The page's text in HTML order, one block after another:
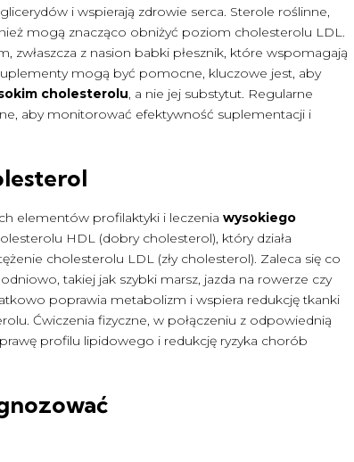
i wspierają zdrowie serca. Sterole roślinne,
mogą znacząco obniżyć poziom cholesterolu LDL.
z nasion babki płesznik, które wspomagają
mogą być pomocne, kluczowe jest, aby
cholesterolu , a nie jej substytut. Regularne
aby monitorować efektywność suplementacji i
elementów profilaktyki i leczeniawysokiego
HDL (dobry cholesterol), który działa
cholesterolu LDL (zły cholesterol). Zaleca się co
takiej jak szybki marsz, jazda na rowerze czy
poprawia metabolizm i wspiera redukcję tkanki
Ćwiczenia fizyczne, w połączeniu z odpowiednią
profilu lipidowego i redukcję ryzyka chorób